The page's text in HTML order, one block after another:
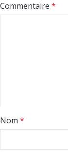
Commentaire *
Nom *